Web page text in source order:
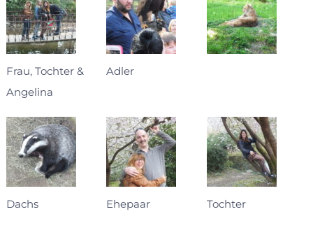
Frau, Tochter &
Angelina
Adler
Dachs Ehepaar Tochter